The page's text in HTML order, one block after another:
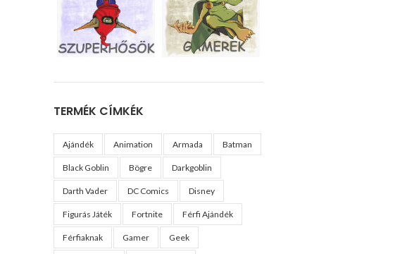
TERMÉK CÍMKÉK
Ajándék Animation Armada Batman
Black Goblin Bögre Darkgoblin
Darth Vader DC Comics Disney
Figurás Játék Fortnite Férfi Ajándék
Férfiaknak Gamer Geek